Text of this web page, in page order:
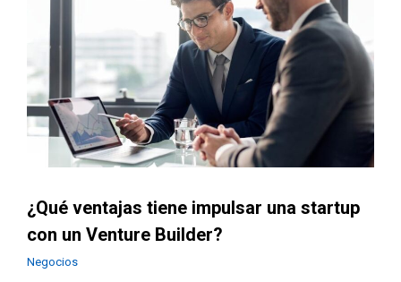
¿Qué ventajas tiene impulsar una startup
con un Venture Builder?
Negocios